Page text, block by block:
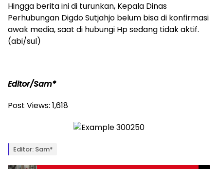
Hingga berita ini di turunkan, Kepala Dinas
Perhubungan Digdo Sutjahjo belum bisa di konfirmasi
awak media, saat di hubungi Hp sedang tidak aktif.
(abi/sul)
Editor/Sam*
Post Views: 1,618
Editor: Sam*